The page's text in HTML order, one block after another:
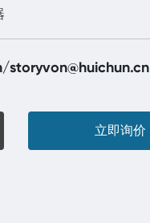
/storyvon@huichun.cn
立即询价